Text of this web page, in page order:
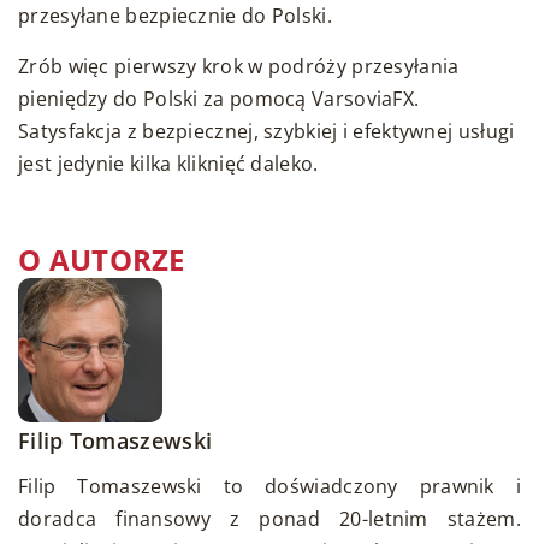
przesyłane bezpiecznie do Polski.
Zrób więc pierwszy krok w podróży przesyłania
pieniędzy do Polski za pomocą VarsoviaFX.
Satysfakcja z bezpiecznej, szybkiej i efektywnej usługi
jest jedynie kilka kliknięć daleko.
O AUTORZE
Filip Tomaszewski
Filip Tomaszewski to doświadczony prawnik i
doradca finansowy z ponad 20-letnim stażem.